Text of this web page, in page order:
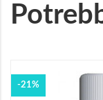
-21%